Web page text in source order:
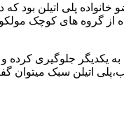
عرضه نمود.پلی اتیلن سبک نخستین
از گروه های کوچک
جلوگیری کرده و